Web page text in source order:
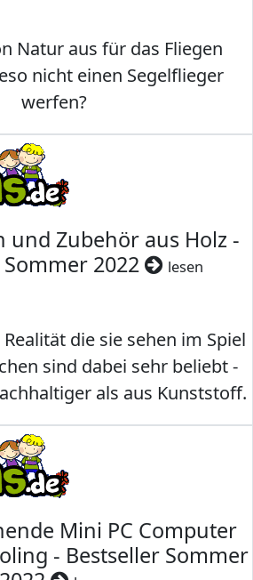
Natur aus für das Fliegen
nicht einen Segelflieger
werfen?
und Zubehör aus Holz -
2022
lesen
die sie sehen im Spiel
sind dabei sehr beliebt -
als aus Kunststoff.
Mini PC Computer
- Bestseller Sommer